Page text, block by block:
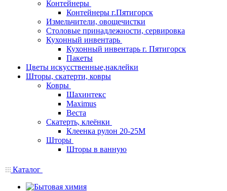
Контейнеры
Контейнеры г.Пятигорск
Измельчители, овощечистки
Столовые принадлежности, сервировка
Кухонный инвентарь
Кухонный инвентарь г. Пятигорск
Пакеты
Цветы искусственные,наклейки
Шторы, скатерти, ковры
Ковры
Шахинтекс
Maximus
Веста
Скатерть, клеёнки
Клеенка рулон 20-25М
Шторы
Шторы в ванную
Каталог